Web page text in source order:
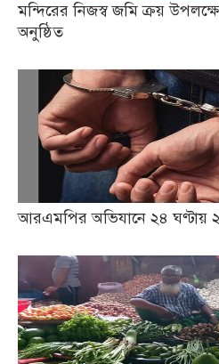
মন্দিরের নিজস্ব জমি ক্রয়
অনুষ্ঠিত
আরএমপির অভিযানে ২৪ ঘণ্টায়